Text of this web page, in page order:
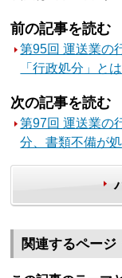
前の記事を読む
第95回 運送業の
「行政処分」と
次の記事を読む
第97回 運送業の
分、書類不備が
関連するページ